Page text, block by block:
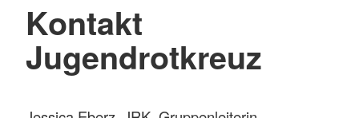
Kontakt
Jugendrotkreuz